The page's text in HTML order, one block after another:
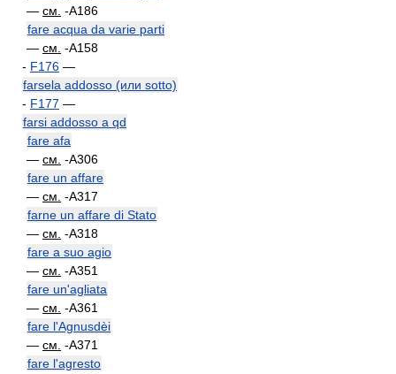
— см. -A186
fare acqua da varie parti
— см. -A158
- F176 —
farsela addosso (или sotto)
- F177 —
farsi addosso a qd
fare afa
— см. -A306
fare un affare
— см. -A317
farne un affare di Stato
— см. -A318
fare a suo agio
— см. -A351
fare un'agliata
— см. -A361
fare l'Agnusdèi
— см. -A371
fare l'agresto